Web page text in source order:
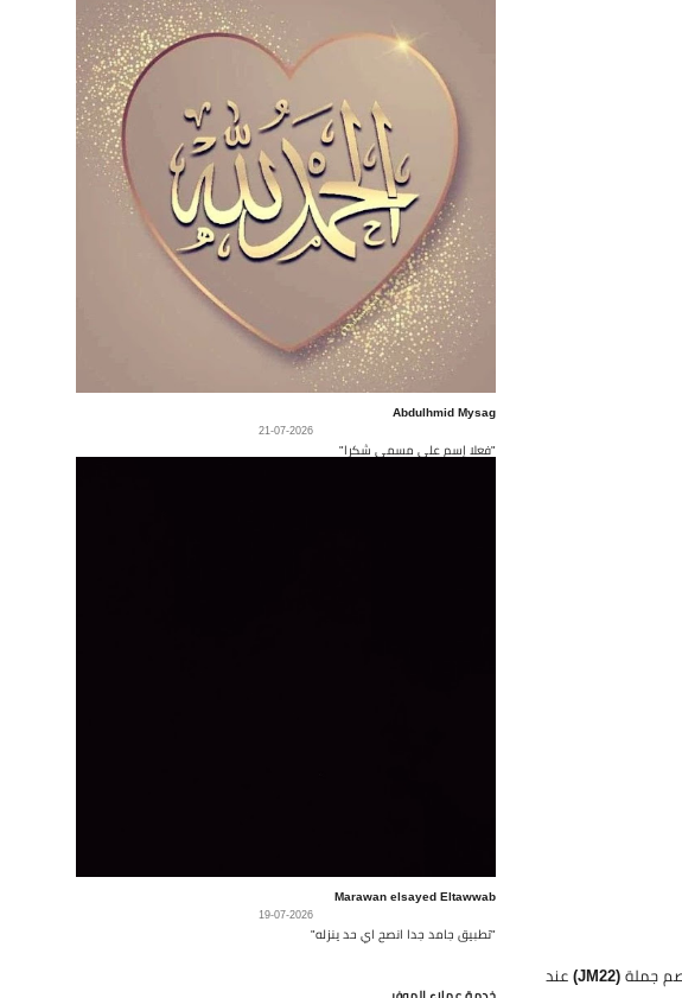
(JM22) عند
Abdulhmid Mysag
21-07-2026
"فعلا إسم على مسمى شكرا"
Marawan elsayed Eltawwab
19-07-2026
"تطبيق جامد جدا انصح اي حد ينزله"